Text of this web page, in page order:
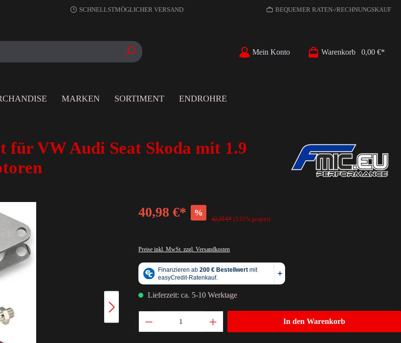
SCHNELLSTMÖGLICHER VERSAND BEQUEMER RATEN-/RECHNUNGSKAUF
Mein Konto Warenkorb 0,00 €*
MARKEN SORTIMENT ENDROHRE
VW Audi Seat Skoda mit 1.9
40,98 €* %
42,25 €* (3.01% gespart)
Preise inkl. MwSt. zzgl. Versandkosten
Lieferzeit: ca. 5-10 Werktage
In den Warenkorb